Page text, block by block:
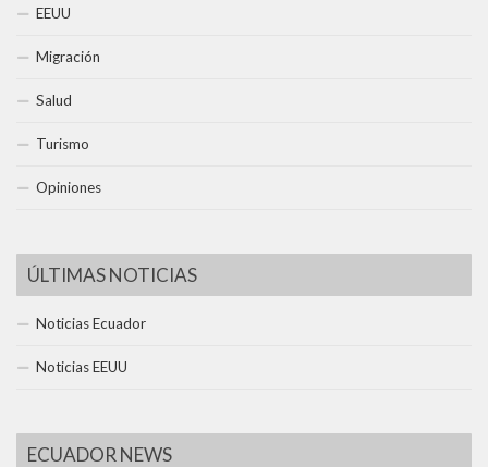
EEUU
Migración
Salud
Turismo
Opiniones
ÚLTIMAS NOTICIAS
Noticias Ecuador
Noticias EEUU
ECUADOR NEWS